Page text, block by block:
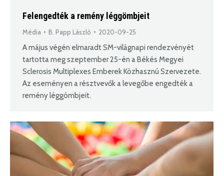
Felengedték a remény léggömbjeit
Média B. Papp László 2020-09-25
A május végén elmaradt SM-világnapi rendezvényét
tartotta meg szeptember 25-én a Békés Megyei
Sclerosis Multiplexes Emberek Közhasznú Szervezete.
Az eseményen a résztvevők a levegőbe engedték a
remény léggömbjeit.